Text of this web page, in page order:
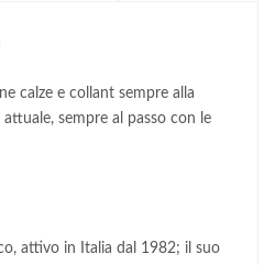
calze e collant sempre alla
sempre al passo con le
attivo in Italia dal 1982; il suo